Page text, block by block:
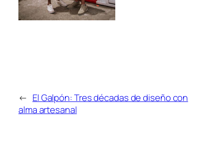
← El Galpón: Tres décadas de diseño con
alma artesanal